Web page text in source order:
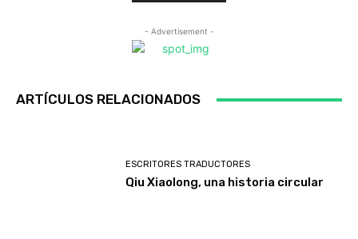
- Advertisement -
ARTÍCULOS RELACIONADOS
ESCRITORES TRADUCTORES
Qiu Xiaolong, una historia circular